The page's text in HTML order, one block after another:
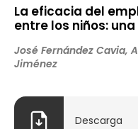
La eficacia del
entre los niños:
José Fernández Cavia,
Jiménez
Descarga